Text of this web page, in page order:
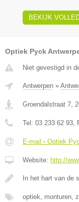
BEKIJK
Optiek Pyck
Niet gevestigd in
Antwerpen »
Groendalstraat 7,
Tel: 03 233 62 93,
E-mail › Optiek
Website: http://
In het hart van de
optiek, monturen,